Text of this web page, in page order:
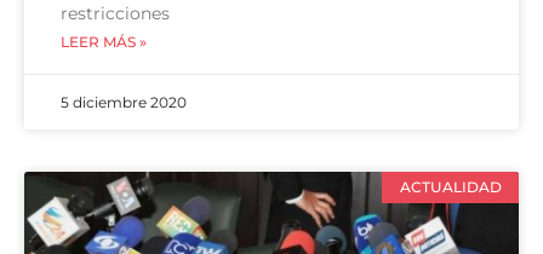
restricciones
LEER MÁS »
5 diciembre 2020
ACTUALIDAD